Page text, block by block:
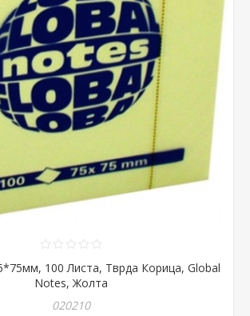
100 Листа, Тврда Корица, Global
Notes, Жолта
020210